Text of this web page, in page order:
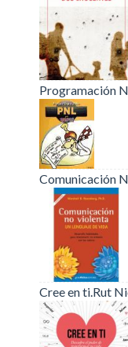
Programación
Comunicación
Cree en ti.Rut